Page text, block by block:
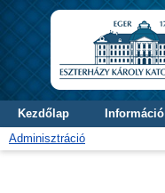
Kezdőlap Információ
Adminisztráció